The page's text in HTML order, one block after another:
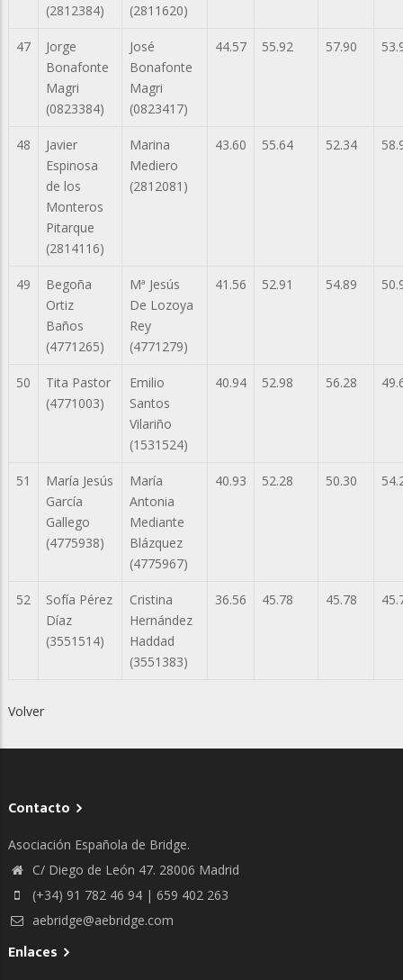
(2812384)
(2811620)
47
Jorge
Bonafonte
Magri
(0823384)
José
Bonafonte
Magri
(0823417)
44.57 55.92 57.90
48
Javier
Espinosa
de los
Monteros
Pitarque
(2814116)
Marina
Mediero
(2812081)
43.60 55.64 52.34
49
Begoña
Ortiz
Baños
(4771265)
Mª Jesús
De Lozoya
Rey
(4771279)
41.56 52.91 54.89
50
Tita Pastor
(4771003)
Emilio
Santos
Vilariño
(1531524)
40.94 52.98 56.28
51
María Jesús
García
Gallego
(4775938)
María
Antonia
Mediante
Blázquez
(4775967)
40.93 52.28 50.30
52
Sofía Pérez
Díaz
(3551514)
Cristina
Hernández
Haddad
(3551383)
36.56 45.78 45.78
Volver
Contacto
Asociación Española de Bridge.
C/ Diego de León 47. 28006 Madrid
(+34) 91 782 46 94 | 659 402 263
aebridge@aebridge.com
Enlaces